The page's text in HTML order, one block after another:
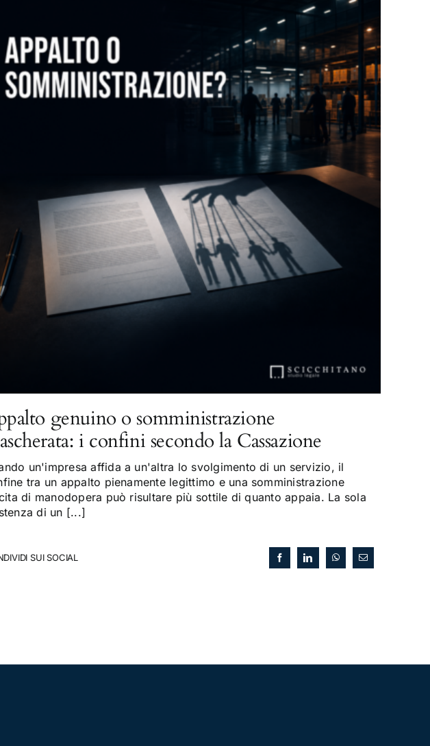
genuino o somministrazione
i confini secondo la Cassazione
un'impresa affida a un'altra lo svolgimento di un servizio, il
tra un appalto pienamente legittimo e una somministrazione
di manodopera può risultare più sottile di quanto appaia. La sola
di un [...]
SUI SOCIAL